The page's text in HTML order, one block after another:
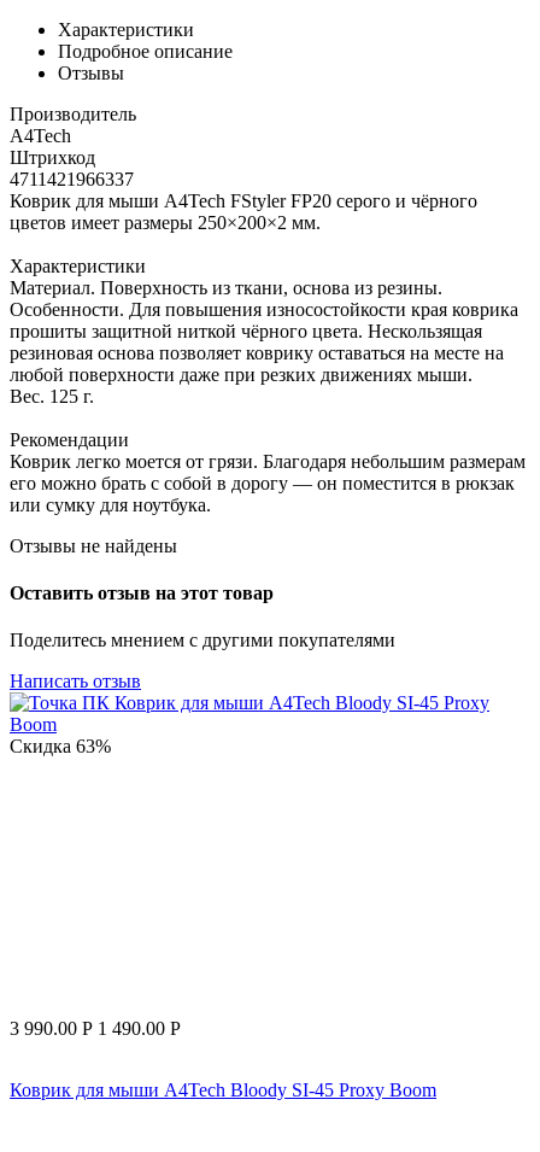
Характеристики
Подробное описание
Отзывы
Производитель
A4Tech
Штрихкод
4711421966337
Коврик для мыши A4Tech FStyler FP20 серого и чёрного
цветов имеет размеры 250×200×2 мм.
Характеристики
Материал. Поверхность из ткани, основа из резины.
Особенности. Для повышения износостойкости края коврика
прошиты защитной ниткой чёрного цвета. Нескользящая
резиновая основа позволяет коврику оставаться на месте на
любой поверхности даже при резких движениях мыши.
Вес. 125 г.
Рекомендации
Коврик легко моется от грязи. Благодаря небольшим размерам
его можно брать с собой в дорогу — он поместится в рюкзак
или сумку для ноутбука.
Отзывы не найдены
Оставить отзыв на этот товар
Поделитесь мнением с другими покупателями
Написать отзыв
Скидка 63%
3 990.00 Р 1 490.00 Р
Коврик для мыши A4Tech Bloody SI-45 Proxy Boom